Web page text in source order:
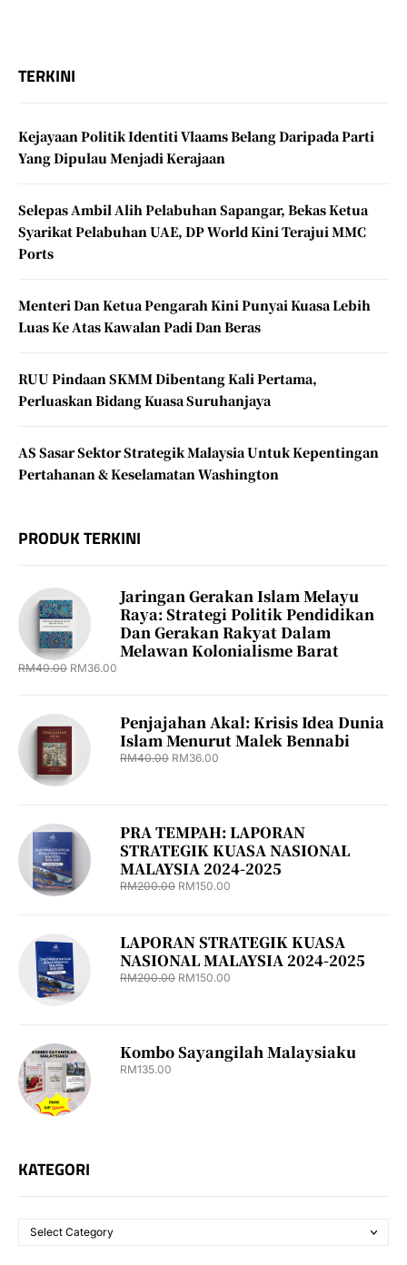
TERKINI
Kejayaan Politik Identiti Vlaams Belang Daripada Parti
Yang Dipulau Menjadi Kerajaan
Selepas Ambil Alih Pelabuhan Sapangar, Bekas Ketua
Syarikat Pelabuhan UAE, DP World Kini Terajui MMC
Ports
Menteri Dan Ketua Pengarah Kini Punyai Kuasa Lebih
Luas Ke Atas Kawalan Padi Dan Beras
RUU Pindaan SKMM Dibentang Kali Pertama,
Perluaskan Bidang Kuasa Suruhanjaya
AS Sasar Sektor Strategik Malaysia Untuk Kepentingan
Pertahanan & Keselamatan Washington
PRODUK TERKINI
Jaringan Gerakan Islam Melayu
Raya: Strategi Politik Pendidikan
Dan Gerakan Rakyat Dalam
Melawan Kolonialisme Barat
RM40.00 RM36.00
Penjajahan Akal: Krisis Idea Dunia
Islam Menurut Malek Bennabi
RM40.00 RM36.00
PRA TEMPAH: LAPORAN
STRATEGIK KUASA NASIONAL
MALAYSIA 2024-2025
RM200.00 RM150.00
LAPORAN STRATEGIK KUASA
NASIONAL MALAYSIA 2024-2025
RM200.00 RM150.00
Kombo Sayangilah Malaysiaku
RM135.00
KATEGORI